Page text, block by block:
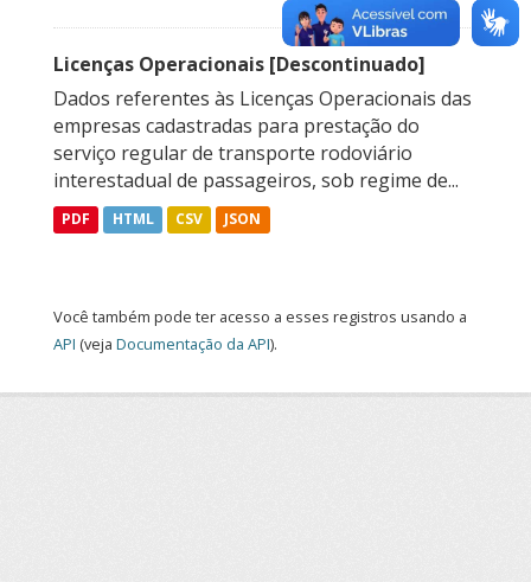
Licenças Operacionais [Descontinuado]
Dados referentes às Licenças Operacionais das
empresas cadastradas para prestação do
serviço regular de transporte rodoviário
interestadual de passageiros, sob regime de...
PDF HTML CSV JSON
Você também pode ter acesso a esses registros usando a
API (veja Documentação da API).